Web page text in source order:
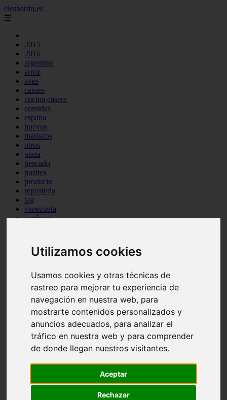
Utilizamos cookies
Usamos cookies y otras técnicas de
rastreo para mejorar tu experiencia de
navegación en nuestra web, para
mostrarte contenidos personalizados y
anuncios adecuados, para analizar el
tráfico en nuestra web y para comprender
de donde llegan nuestros visitantes.
Aceptar
Rechazar
elesbardu.es
☰
2015
2016
argentina
arroz
aves
carnes
cocina casera
comidas
espana
huevos
mariscos
otros
pasta
pescado
postres
producto
reposteria
tag
venezuela
verduras
Teruel - sarrión
Cádiz - algodonales
Madrid - madrid
Asturias - oviedo
Cádiz - el-puerto-de-santa-maría
Asturias - aller
álava - vitoria-gasteiz
Málaga - marbella
Zaragoza - zaragoza
Barcelona - barcelona
Valencia - valencia
Toledo - seseña
Cantabria - val-de-san-vicente